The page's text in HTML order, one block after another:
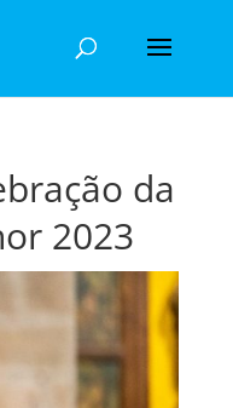
da
2023